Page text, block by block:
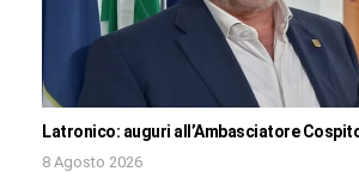
Latronico: auguri all’Ambasciatore
8 Agosto 2026